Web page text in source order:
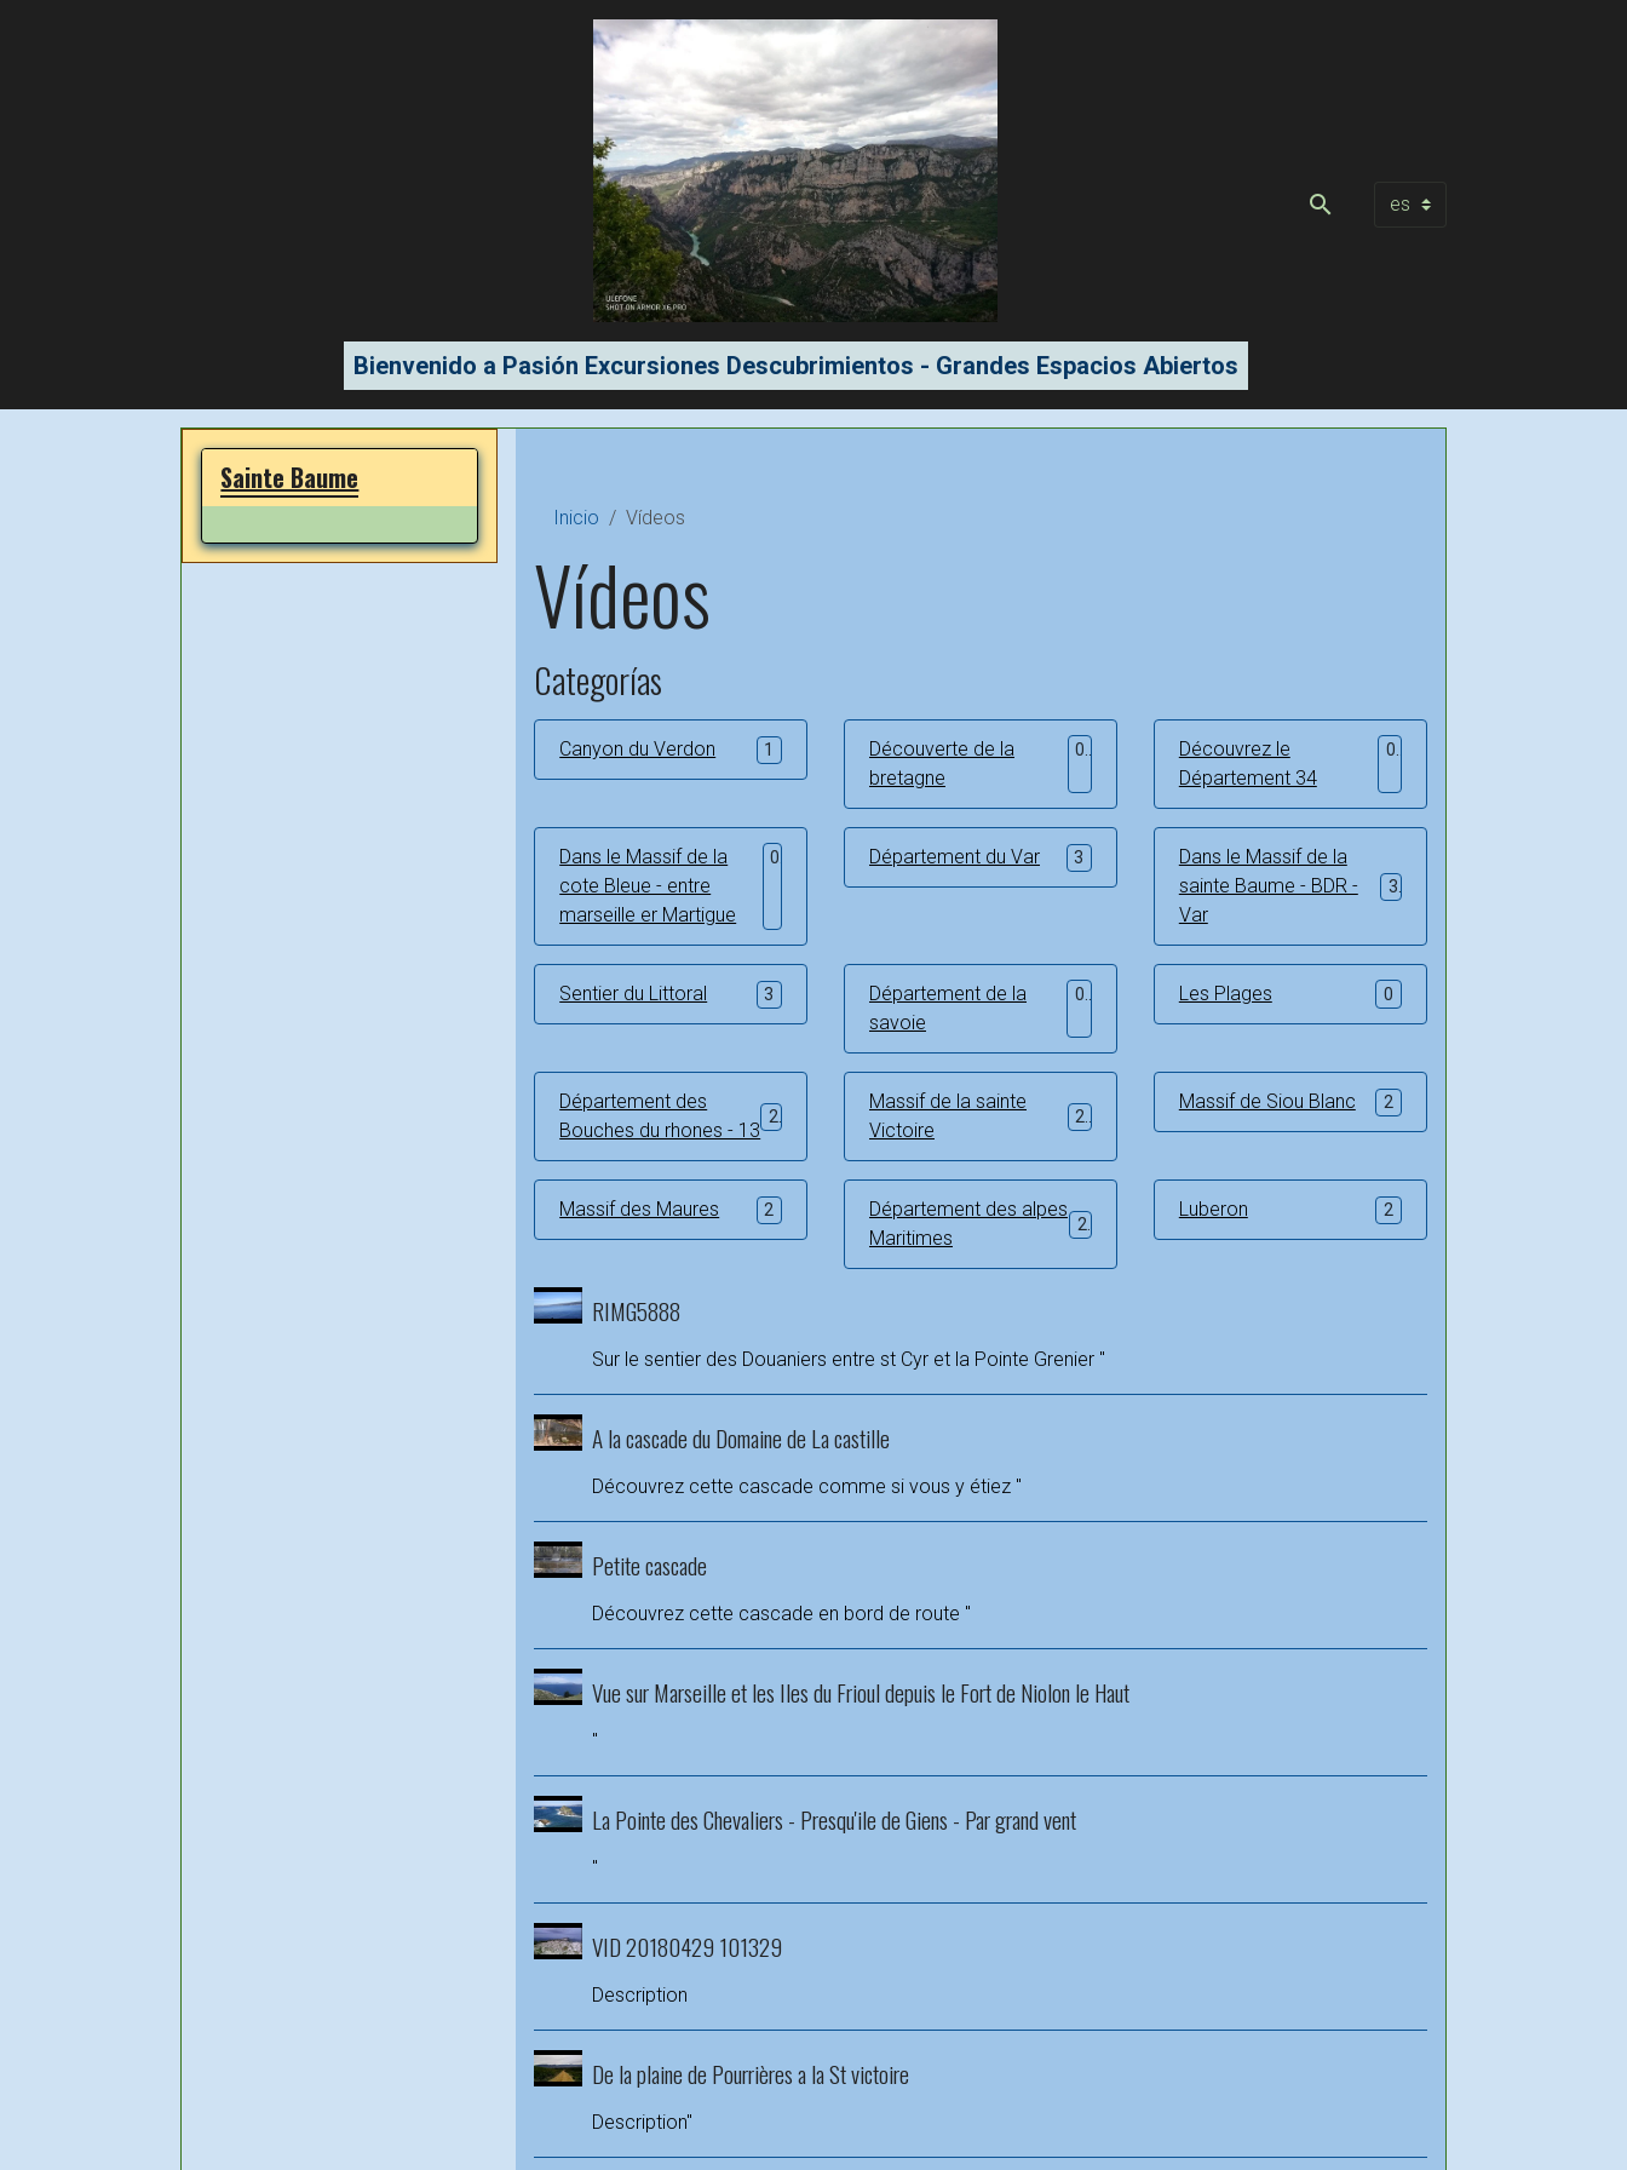
Bienvenido a Pasión Excursiones Descubrimientos - Grandes Espacios Abiertos
Inicio Vídeos
Vídeos
Categorías
Canyon du Verdon 1
Découverte de la
bretagne
Découvrez le
Département 34
Dans le Massif de la
cote Bleue - entre
marseille er Martigue
Département du Var 3
Dans le Massif de la
sainte Baume - BDR -
Var
Sentier du Littoral 3
Département de la
savoie
Les Plages 0
Département des
Bouches du rhones - 13
Massif de la sainte
Victoire
Massif de Siou Blanc 2
Massif des Maures 2
Département des alpes
Maritimes
Luberon 2
RIMG5888
Sur le sentier des Douaniers entre st Cyr et la Pointe Grenier "
A la cascade du Domaine de La castille
Découvrez cette cascade comme si vous y étiez "
Petite cascade
Découvrez cette cascade en bord de route "
Vue sur Marseille et les Iles du Frioul depuis le Fort de Niolon le Haut
"
La Pointe des Chevaliers - Presqu'ile de Giens - Par grand vent
"
VID 20180429 101329
Description
De la plaine de Pourrières a la St victoire
Description"
Sainte Baume